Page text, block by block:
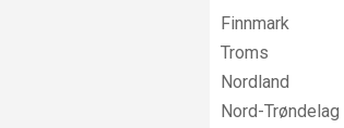
Finnmark
Troms
Nordland
Nord-Trøndelag